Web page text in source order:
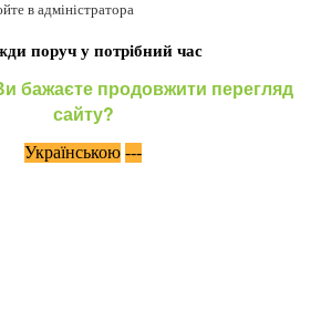
в адміністратора
поруч у потрібний час
бажаєте продовжити перегляд
сайту?
Українською ---